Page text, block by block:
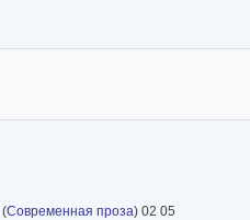
консалтинговой
менее регулярно
(Современная проза) 02 05